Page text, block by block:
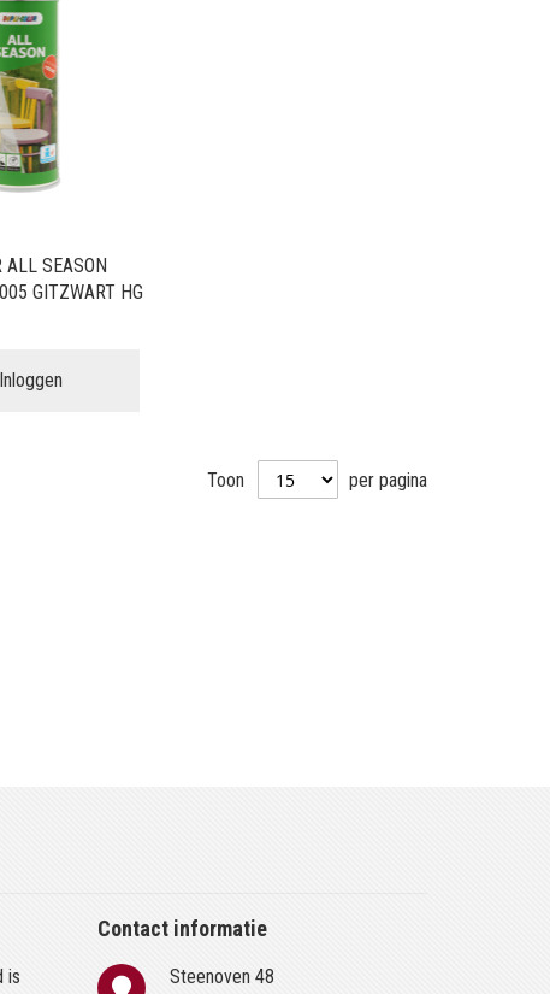
ALL SEASON
GITZWART HG
Inloggen
Toon per pagina
is
Contact informatie
Steenoven 48